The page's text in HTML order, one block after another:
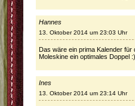
Hannes
13. Oktober 2014 um 23:03 Uhr
Das wäre ein prima Kalender
Moleskine ein optimales Doppel :)
Ines
13. Oktober 2014 um 23:14 Uhr